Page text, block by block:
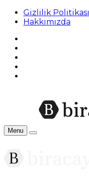
Gizlilik Politikası
Hakkımızda
Menu